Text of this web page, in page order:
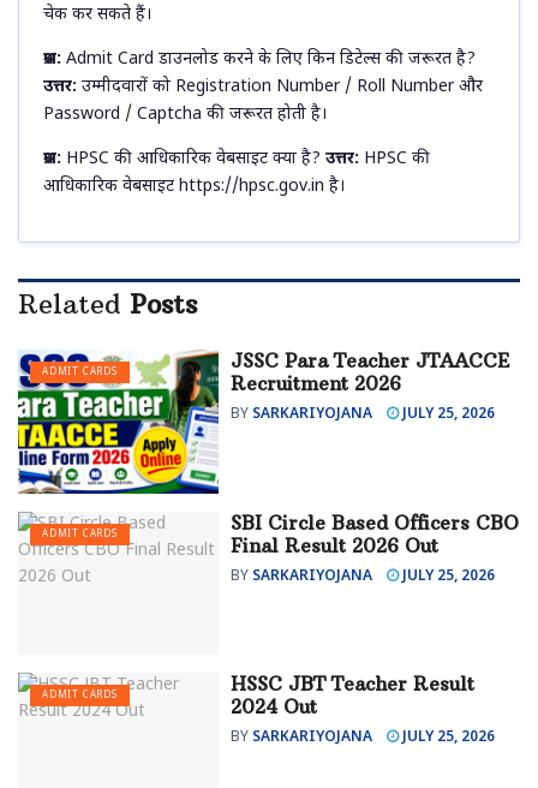
चेक कर सकते हैं।
प्रश्न: Admit Card डाउनलोड करने के लिए किन डिटेल्स की जरूरत है?
उत्तर: उम्मीदवारों को Registration Number / Roll Number और
Password / Captcha की जरूरत होती है।
प्रश्न: HPSC की आधिकारिक वेबसाइट क्या है? उत्तर: HPSC की
आधिकारिक वेबसाइट https://hpsc.gov.in है।
Related Posts
ADMIT CARDS
JSSC Para Teacher JTAACCE
Recruitment 2026
BY SARKARIYOJANA JULY 25, 2026
ADMIT CARDS
SBI Circle Based Officers CBO
Final Result 2026 Out
BY SARKARIYOJANA JULY 25, 2026
ADMIT CARDS
HSSC JBT Teacher Result
2024 Out
BY SARKARIYOJANA JULY 25, 2026